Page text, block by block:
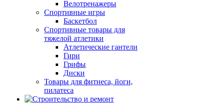
Велотренажеры
Спортивные игры
Баскетбол
Спортивные товары для
тяжелой атлетики
Атлетические гантели
Гири
Грифы
Диски
Товары для фитнеса, йоги,
пилатеса